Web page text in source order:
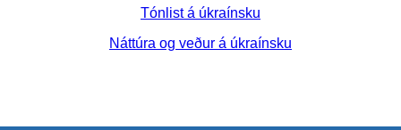
Tónlist á úkraínsku
Náttúra og veður á úkraínsku